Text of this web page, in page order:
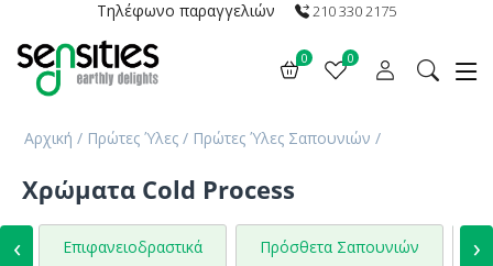
Τηλέφωνο παραγγελιών 210 330 2175
0 0
Αρχική / Πρώτες Ύλες / Πρώτες Ύλες Σαπουνιών /
Χρώματα Cold Process
‹ Επιφανειοδραστικά Πρόσθετα Σαπουνιών ›